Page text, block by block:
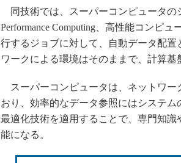
同技術では、スーパーコンピュータの
Performance Computing、高性能コンピ
行するジョブに対して、自動データ配
ワークによる環境はそのままで、計算基
スーパーコンピュータは、ネットワー
おり、効率的なデータ参照にはシステ
最適化技術を適用することで、専門知
能になる。